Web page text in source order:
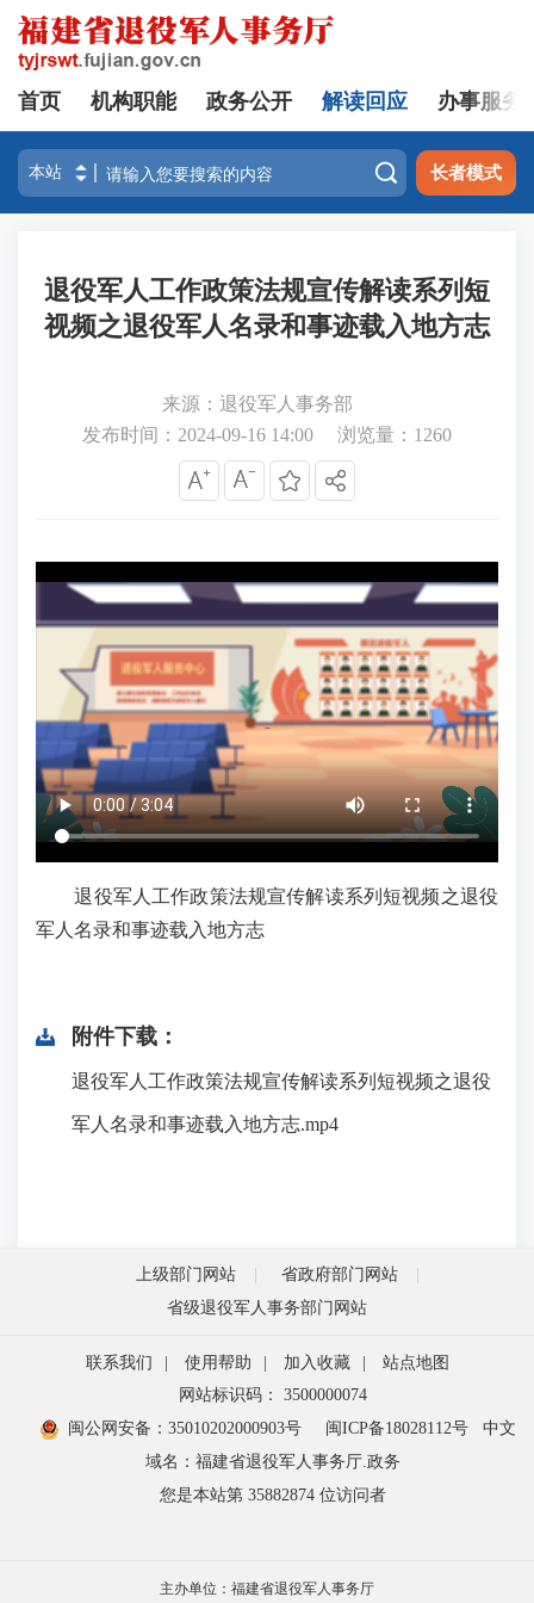
首页 机构职能 政务公开 解读回应 办事服务
 长者模式
退役军人工作政策法规宣传解读系列短
视频之退役军人名录和事迹载入地方志
来源：退役军人事务部
发布时间：2024-09-16 14:00
浏览量： 1260
退役军人工作政策法规宣传解读系列短视频之退役
军人名录和事迹载入地方志
附件下载：
退役军人工作政策法规宣传解读系列短视频之退役
军人名录和事迹载入地方志.mp4
上级部门网站
省政府部门网站
省级退役军人事务部门网站
联系我们 使用帮助 加入收藏
站点地图
网站标识码： 3500000074
闽公网安备：35010202000903号
闽ICP备18028112号
中文
域名：福建省退役军人事务厅.政务
您是本站第 35882874 位访问者
主办单位：福建省退役军人事务厅